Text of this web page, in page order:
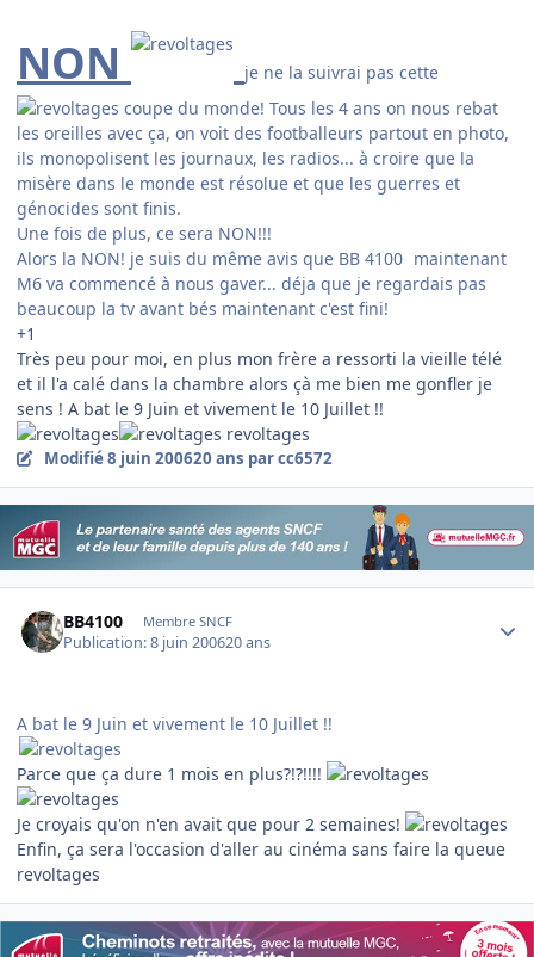
NON
je ne la suivrai pas cette
coupe du monde! Tous les 4 ans on nous rebat
les oreilles avec ça, on voit des footballeurs partout en photo,
ils monopolisent les journaux, les radios... à croire que la
misère dans le monde est résolue et que les guerres et
génocides sont finis.
Une fois de plus, ce sera NON!!!
Alors la NON! je suis du même avis que BB 4100 maintenant
M6 va commencé à nous gaver... déja que je regardais pas
beaucoup la tv avant bés maintenant c'est fini!
+1
Très peu pour moi, en plus mon frère a ressorti la vieille télé
et il l'a calé dans la chambre alors çà me bien me gonfler je
sens ! A bat le 9 Juin et vivement le 10 Juillet !!
revoltages
Modifié8 juin 200620 ans par cc6572
BB4100 Membre SNCF
Publication:8 juin 200620 ans
A bat le 9 Juin et vivement le 10 Juillet !!
Parce que ça dure 1 mois en plus?!?!!!!
Je croyais qu'on n'en avait que pour 2 semaines!
Enfin, ça sera l'occasion d'aller au cinéma sans faire la queue
revoltages